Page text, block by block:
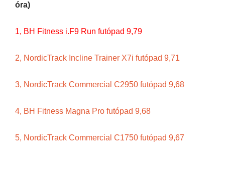
óra)
1, BH Fitness i.F9 Run futópad 9,79
2, NordicTrack Incline Trainer X7i futópad 9,71
3, NordicTrack Commercial C2950 futópad 9,68
4, BH Fitness Magna Pro futópad 9,68
5, NordicTrack Commercial C1750 futópad 9,67